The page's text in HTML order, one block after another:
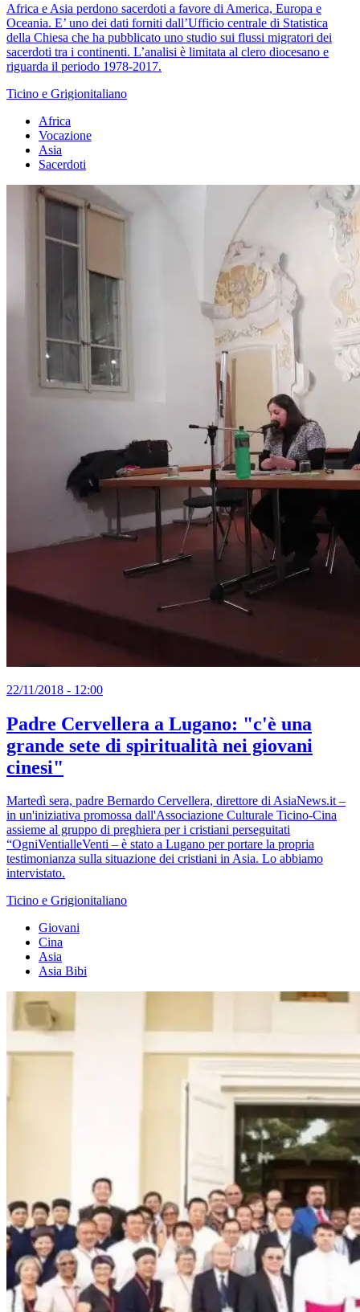
Africa e Asia perdono sacerdoti a favore di America, Europa e
Oceania. E’ uno dei dati forniti dall’Ufficio centrale di Statistica
della Chiesa che ha pubblicato uno studio sui flussi migratori dei
sacerdoti tra i continenti. L’analisi è limitata al clero diocesano e
riguarda il periodo 1978-2017.
Ticino e Grigionitaliano
Africa
Vocazione
Asia
Sacerdoti
22/11/2018 - 12:00
Padre Cervellera a Lugano: "c'è una
grande sete di spiritualità nei giovani
cinesi"
Martedì sera, padre Bernardo Cervellera, direttore di AsiaNews.it –
in un'iniziativa promossa dall'Associazione Culturale Ticino-Cina
assieme al gruppo di preghiera per i cristiani perseguitati
“OgniVentialleVenti – è stato a Lugano per portare la propria
testimonianza sulla situazione dei cristiani in Asia. Lo abbiamo
intervistato.
Ticino e Grigionitaliano
Giovani
Cina
Asia
Asia Bibi